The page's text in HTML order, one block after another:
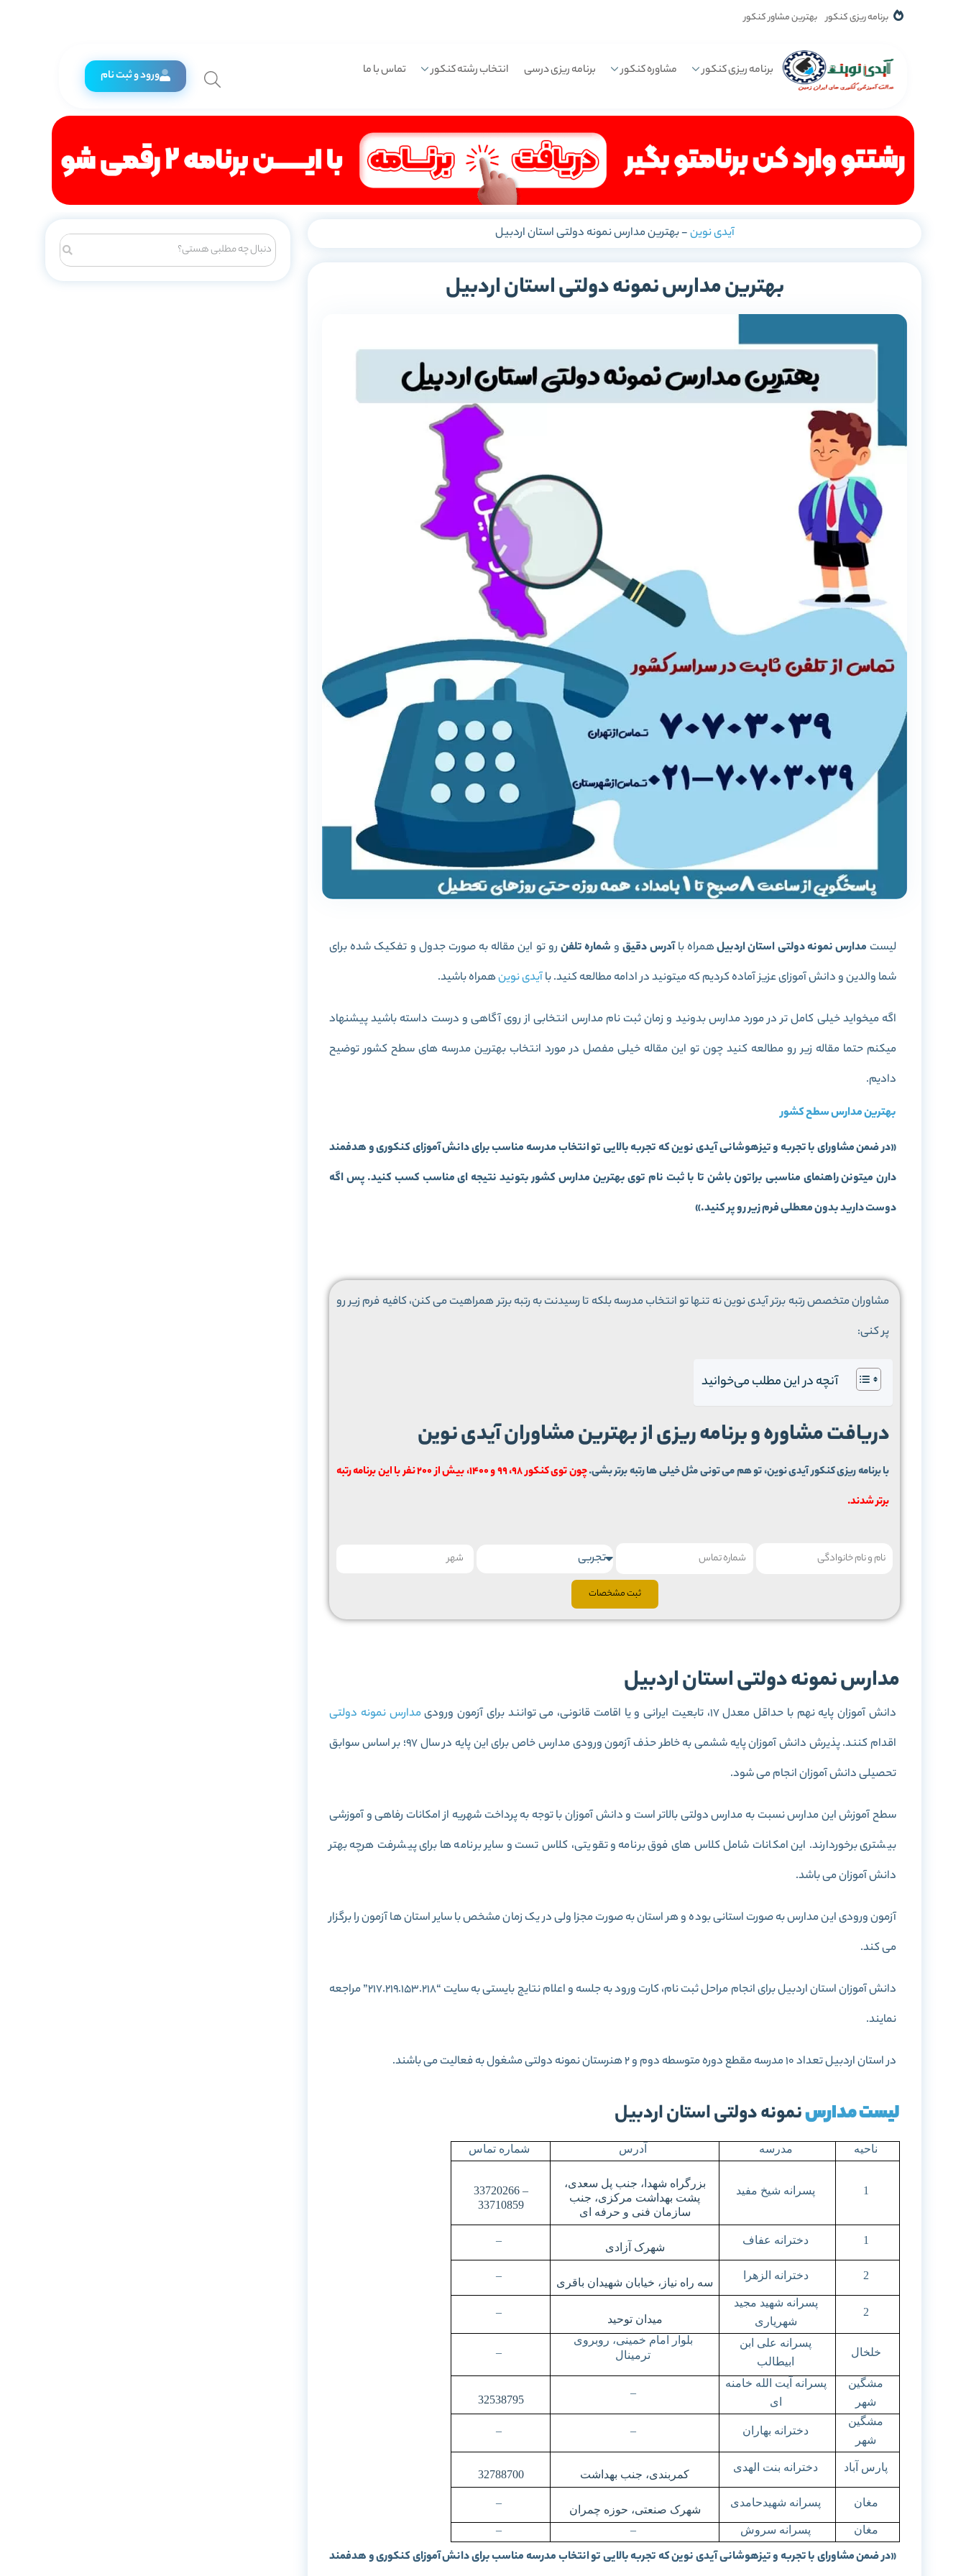
برنامه ریزی کنکور بهترین مشاور کنکور
برنامه ریزی کنکور مشاوره کنکور برنامه ریزی درسی انتخاب رشته کنکور تماس با ما ورود و ثبت نام
آیدی نوین-بهترین مدارس نمونه دولتی استان اردبیل
بهترین مدارس نمونه دولتی استان اردبیل
لیست مدارس نمونه دولتی استان اردبیلهمراه باآدرس دقیقو شماره تلفن رو تو این مقاله به صورت جدول و تفکیک شده برای
شما والدین و دانش آموزای عزیز آماده کردیم که میتونید در ادامه مطالعه کنید. باآیدی نوینهمراه باشید.
اگه میخواید خیلی کامل تر در مورد مدارس بدونید و زمان ثبت نام مدارس انتخابی از روی آگاهی و درست داسته باشید پیشنهاد
میکنم حتما مقاله زیر رو مطالعه کنید چون تو این مقاله خیلی مفصل در مورد انتخاب بهترین مدرسه های سطح کشور توضیح
دادیم.
بهترین مدارس سطح کشور
«در ضمن مشاورای با تجربه و تیزهوشانی آیدی نوین که تجربه بالایی تو انتخاب مدرسه مناسب برای دانش آموزای کنکوری و هدفمند
دارن میتونن راهنمای مناسبی براتون باشن تا با ثبت نام توی بهترین مدارس کشور بتونید نتیجه ای مناسب کسب کنید. پس اگه
دوست دارید بدون معطلی فرم زیر رو پر کنید.»
مشاوران متخصص رتبه برتر آیدی نوین نه تنها تو انتخاب مدرسه بلکه تا رسیدنت به رتبه برتر همراهیت می کنن، کافیه فرم زیر رو
پر کنی:
آنچه در این مطلب می‌خوانید
دریافت مشاوره و برنامه ریزی از بهترین مشاوران آیدی نوین
با برنامه ریزی کنکور آیدی نوین، تو هم می تونی مثل خیلی ها رتبه برتر بشی.
چون توی کنکور 98، 99 و 1400، بیش از 200 نفر با این برنامه رتبه
برتر شدند.
ثبت مشخصات
مدارس نمونه دولتی استان اردبیل
دانش آموزان پایه نهم با حداقل معدل 17، تابعیت ایرانی و یا اقامت قانونی، می توانند برای آزمون ورودی
مدارس نمونه دولتی
اقدام کنند. پذیرش دانش آموزان پایه ششمی به خاطر حذف آزمون ورودی مدارس خاص برای این پایه در سال 97؛ بر اساس سوابق
تحصیلی دانش آموزان انجام می شود.
سطح آموزش این مدارس نسبت به مدارس دولتی بالاتر است و دانش آموزان با توجه به پرداخت شهریه از امکانات رفاهی و آموزشی
بیشتری برخوردارند. این امکانات شامل کلاس های فوق برنامه و تقویتی، کلاس تست و سایر برنامه ها برای پیشرفت هرچه بهتر
دانش آموزان می باشد.
آزمون ورودی این مدارس به صورت استانی بوده و هر استان به صورت مجزا ولی در یک زمان مشخص با سایر استان ها آزمون را برگزار
می کند.
دانش آموزان استان اردبیل برای انجام مراحل ثبت نام، کارت ورود به جلسه و اعلام نتایج بایستی به سایت “217.219.153.218” مراجعه
نمایند.
در استان اردبیل تعداد 10 مدرسه مقطع دوره متوسطه دوم و 2 هنرستان نمونه دولتی مشغول به فعالیت می باشند.
لیست مدارسنمونه دولتی استان اردبیل
ناحیه مدرسه آدرس شماره تماس
1 پسرانه شیخ مفید
بزرگراه شهدا، جنب پل سعدی،
پشت بهداشت مركزی، جنب
سازمان فنی و حرفه ای
33720266 –
33710859
1 دخترانه عفاف
شهرک آزادی
–
2 دخترانه الزهرا
سه راه نیاز، خیابان شهیدان باقری
–
2
پسرانه شهید مجید
شهریاری
میدان توحید
–
خلخال
پسرانه علی ابن
ابیطالب
بلوار امام خمینی، روبروی
ترمینال
–
مشگین
شهر
پسرانه آیت الله خامنه
ای
–
32538795
مشگین
شهر
دخترانه بهاران –
–
پارس آباد دخترانه بنت الهدی
کمربندی، جنب بهداشت 32788700
مغان پسرانه شهیدحامدی
شهرک صنعتی، حوزه چمران
–
مغان پسرانه سروش –
–
«در ضمن مشاورای با تجربه و تیزهوشانی آیدی نوین که تجربه بالایی تو انتخاب مدرسه مناسب برای دانش آموزای کنکوری و هدفمند